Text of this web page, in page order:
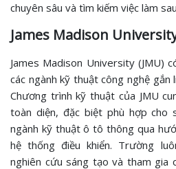
chuyên sâu và tìm kiếm việc làm
James Madison
James Madison University (JMU)
các ngành kỹ thuật công nghệ
Chương trình kỹ thuật của JMU
toàn diện, đặc biệt phù hợp cho
ngành kỹ thuật ô tô thông qua
hệ thống điều khiển. Trường
nghiên cứu sáng tạo và tham gia